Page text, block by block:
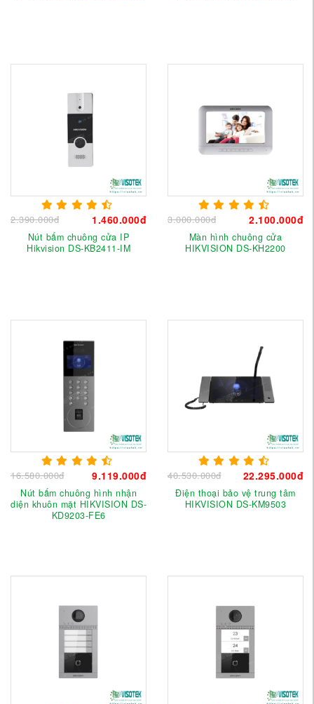
2.390.000đ 1.460.000đ
Nút bấm chuông cửa IP
Hikvision DS-KB2411-IM
3.000.000đ 2.100.000đ
Màn hình chuông cửa
HIKVISION DS-KH2200
16.580.000đ 9.119.000đ
Nút bấm chuông hình nhận
diện khuôn mặt HIKVISION DS-
KD9203-FE6
40.530.000đ 22.295.000đ
Điện thoại bảo vệ trung tâm
HIKVISION DS-KM9503